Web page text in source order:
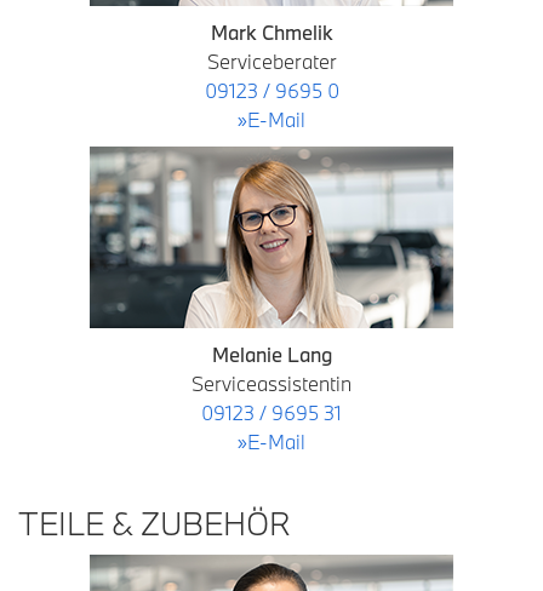
Mark Chmelik
Serviceberater
09123 / 9695 0
»E-Mail
Melanie Lang
Serviceassistentin
09123 / 9695 31
»E-Mail
TEILE & ZUBEHÖR